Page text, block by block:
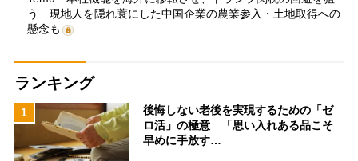
う 現地人を隠れ蓑にした中国企業の農業参入・土地取得への
懸念も
ランキング
1
後悔しない老後を実現するための「ゼ
ロ活」の極意 「思い入れある品こそ
早めに手放す…